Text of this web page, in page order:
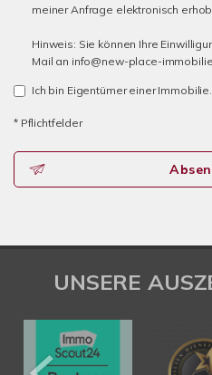
meiner Anfrage elektronisch
Hinweis: Sie können Ihre
Mail an info@new-place-
Ich bin Eigentümer einer Immobilie.
* Pflichtfelder
UNSERE